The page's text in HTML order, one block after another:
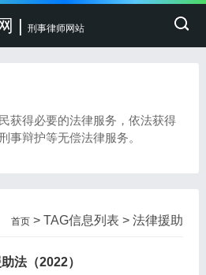
| 刑事律师网站
获得必要的法律服务，依法获得
事辩护等无偿法律服务。
首页 > TAG信息列表 > 法律援助
法（2022）